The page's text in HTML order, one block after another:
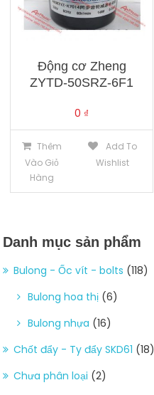
Động cơ Zheng
ZYTD-50SRZ-6F1
0 ₫
Thêm
Vào Giỏ
Hàng
Add To
Wishlist
Danh mục sản phẩm
Bulong - Ốc vít - bolts (118)
Bulong hoa thị (6)
Bulong nhựa (16)
Chốt đẩy - Ty đẩy SKD61 (18)
Chưa phân loại (2)